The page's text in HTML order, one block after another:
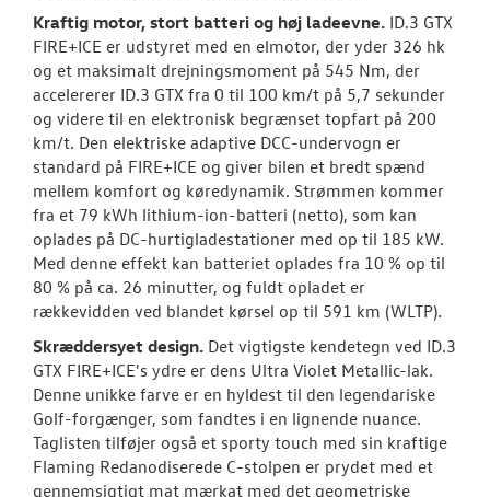
Kraftig motor, stort batteri og høj ladeevne. ID.3 GTX
FIRE+ICE er udstyret med en elmotor, der yder 326 hk
og et maksimalt drejningsmoment på 545 Nm, der
accelererer ID.3 GTX fra 0 til 100 km/t på 5,7 sekunder
og videre til en elektronisk begrænset topfart på 200
km/t. Den elektriske adaptive DCC-undervogn er
standard på FIRE+ICE og giver bilen et bredt spænd
mellem komfort og køredynamik. Strømmen kommer
fra et 79 kWh lithium-ion-batteri (netto), som kan
oplades på DC-hurtigladestationer med op til 185 kW.
Med denne effekt kan batteriet oplades fra 10 % op til
80 % på ca. 26 minutter, og fuldt opladet er
rækkevidden ved blandet kørsel op til 591 km (WLTP).
Skræddersyet design. Det vigtigste kendetegn ved ID.3
GTX FIRE+ICE's ydre er dens Ultra Violet Metallic-lak.
Denne unikke farve er en hyldest til den legendariske
Golf-forgænger, som fandtes i en lignende nuance.
Taglisten tilføjer også et sporty touch med sin kraftige
Flaming Redanodiserede C-stolpen er prydet med et
gennemsigtigt mat mærkat med det geometriske